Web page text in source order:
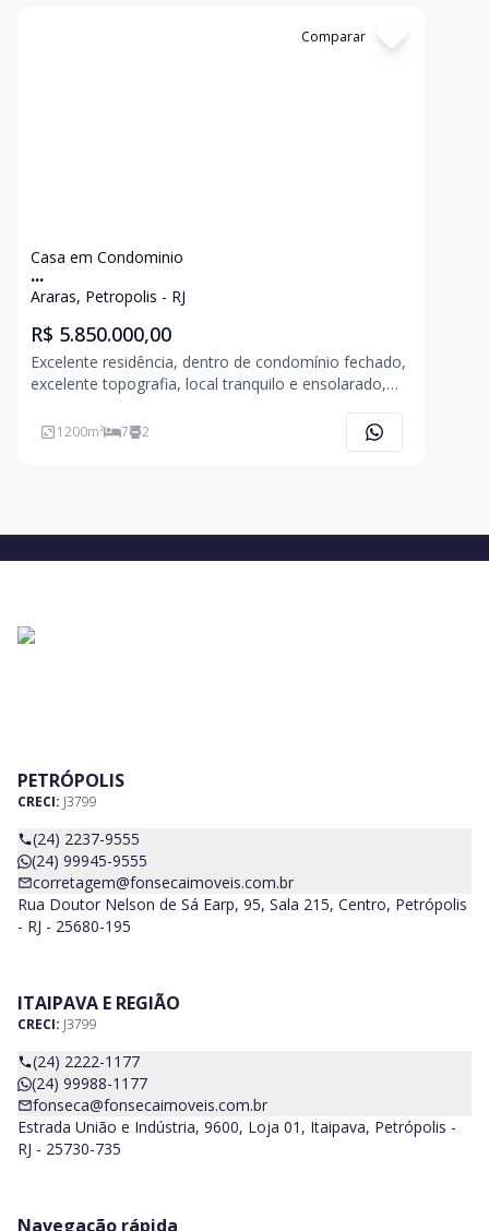
Comparar
Casa em Condominio
...
Araras, Petropolis - RJ
R$ 5.850.000,00
Excelente residência, dentro de condomínio fechado,
excelente topografia, local tranquilo e ensolarado,
estar com lareira, varandão em L, jardim de inverno,
bar, sala de jantar, lavabo, roupeiro e armário
1200m² 7 2
PETRÓPOLIS
CRECI: J3799
(24) 2237-9555
(24) 99945-9555
corretagem@fonsecaimoveis.com.br
Rua Doutor Nelson de Sá Earp, 95, Sala 215, Centro, Petrópolis
- RJ - 25680-195
ITAIPAVA E REGIÃO
CRECI: J3799
(24) 2222-1177
(24) 99988-1177
fonseca@fonsecaimoveis.com.br
Estrada União e Indústria, 9600, Loja 01, Itaipava, Petrópolis -
RJ - 25730-735
Navegação rápida